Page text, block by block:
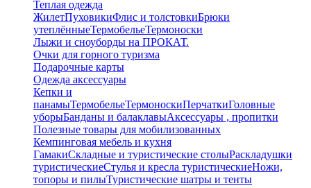
Теплая одежда
ЖилетПуховикиФлис и толстовкиБрюки
утеплённыеТермобельеТермоноски
Лыжи и сноуборды на ПРОКАТ.
Очки для горного туризма
Подарочные карты
Одежда аксессуары
Кепки и
панамыТермобельеТермоноскиПерчаткиГоловные
уборыБанданы и балаклавыАксессуары , пропитки
Полезные товары для мобилизованных
Кемпинговая мебель и кухня
ГамакиСкладные и туристические столыРаскладушки
туристическиеСтулья и кресла туристическиеНожи,
топоры и пилыТуристические шатры и тенты